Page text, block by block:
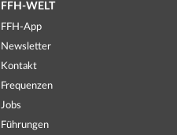
FFH-WELT
FFH-App
Newsletter
Kontakt
Frequenzen
Jobs
Führungen